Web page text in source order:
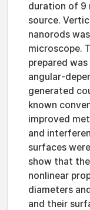
duration of 9
source.
nanorods
microscope.
prepared
angular-
generated
known
improved
and
surfaces
show that
nonlinear
diameters
and their